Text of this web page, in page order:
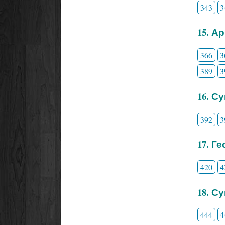
343
15.
366
389
16.
392
17.
420
18.
444